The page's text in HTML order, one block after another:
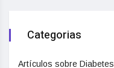
Categorias
Artículos sobre Diabetes